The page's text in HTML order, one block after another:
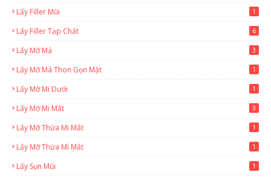
Lấy Filler Mũi 1
Lấy Filler Tạp Chất 6
Lấy Mỡ Má 3
Lấy Mỡ Má Thon Gọn Mặt 1
Lấy Mỡ Mi Dưới 1
Lấy Mỡ Mi Mắt 3
Lấy Mỡ Thừa Mi Mắt 1
Lấy Mỡ Thừa Mí Mắt 1
Lấy Sụn Mũi 1